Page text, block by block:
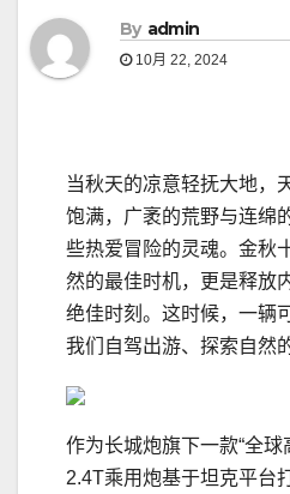
By admin
10月 22, 2024
当秋天的凉意轻抚大地，
饱满，广袤的荒野与连绵
些热爱冒险的灵魂。金秋
然的最佳时机，更是释放
绝佳时刻。这时候，一辆
我们自驾出游、探索自然
作为长城炮旗下一款“全球
2.4T乘用炮基于坦克平台